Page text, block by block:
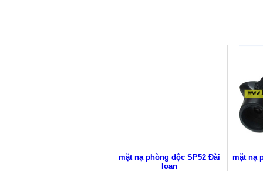
mặt nạ phòng độc SP52 Đài
loan
mặt nạ